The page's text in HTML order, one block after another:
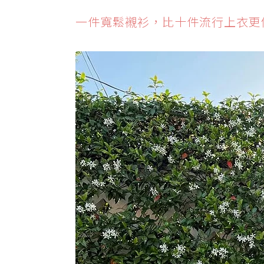
一件寬鬆襯衫，比十件流行上衣